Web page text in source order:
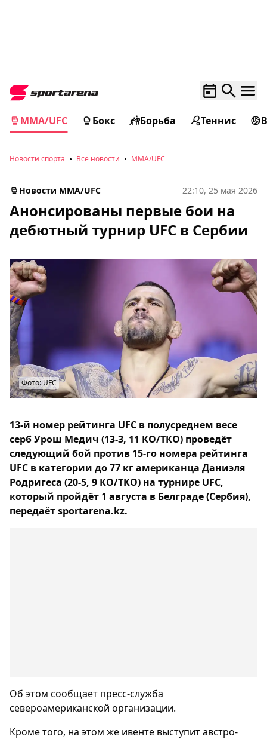
MMA/UFC Бокс Борьба Теннис
Новости спорта Все новости MMA/UFC
Новости MMA/UFC 22:10, 25 мая 2026
Анонсированы первые бои на
дебютный турнир UFC в Сербии
Фото: UFC
13-й номер рейтинга UFC в полусреднем весе
серб Урош Медич (13-3, 11 КО/ТКО) проведёт
следующий бой против 15-го номера рейтинга
UFC в категории до 77 кг американца Даниэля
Родригеса (20-5, 9 КО/ТКО) на турнире UFC,
который пройдёт 1 августа в Белграде (Сербия),
передаёт sportarena.kz.
Об этом сообщает пресс-служба
североамериканской организации.
Кроме того, на этом же ивенте выступит австро-